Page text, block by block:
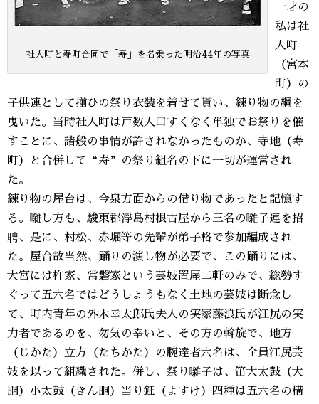
社人町と寿町合同で「寿」を名乗った明治44年の写真
一才の
私は社
人町
（宮本
町）の
子供連として揃ひの祭り衣装を着せて貰い、練り物の綱を
曳いた。当時社人町は戸数人口すくなく単独でお祭りを催
すことに、諸般の事情が許されなかったものか、寺地（寿
町）と合併して“寿”の祭り組名の下に一切が運営され
た。
練り物の屋台は、今泉方面からの借り物であったと記憶す
る。囃し方も、駿東郡浮島村根古屋から三名の囃子連を招
聘、是に、村松、赤堀等の先輩が弟子格で参加編成され
た。屋台故当然、踊りの演し物が必要で、この踊りには、
大宮には杵家、常磐家という芸妓置屋二軒のみで、総勢す
ぐって五六名ではどうしょうもなく土地の芸妓は断念し
て、町内青年の外木幸太郎氏夫人の実家藤浪氏が江尻の実
力者であるのを、勿気の幸いと、その方の斡旋で、地方
（じかた）立方（たちかた）の腕達者六名は、全員江尻芸
妓を以って組織された。併し、祭り囃子は、笛大太鼓（大
胴）小太鼓（きん胴）当り鉦（よすけ）四種は五六名の構